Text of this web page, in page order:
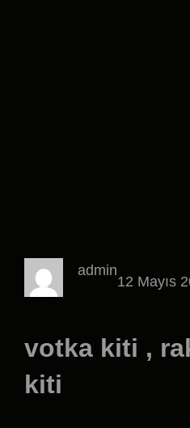
admin
12 Mayıs
votka kiti ,
kiti